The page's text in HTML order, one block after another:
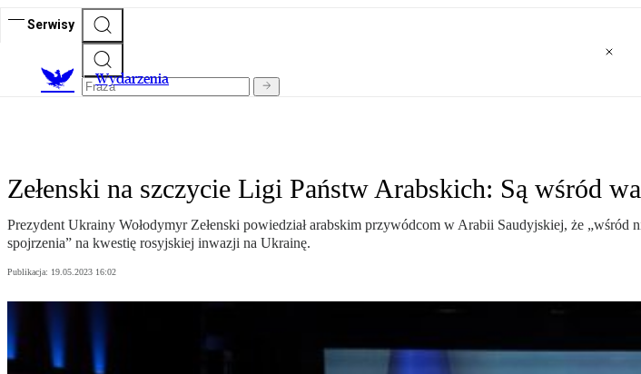
Serwisy
Wydarzenia
Zełenski na szczycie Ligi Państw Arabskich: Są wśród
Prezydent Ukrainy Wołodymyr Zełenski powiedział arabskim przywódcom w Arabii Saudyjskiej, że
spojrzenia” na kwestię rosyjskiej inwazji na Ukrainę.
Publikacja: 19.05.2023 16:02